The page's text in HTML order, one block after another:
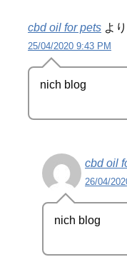
cbd oil for pets よ
25/04/2020 9:43 PM
nich blog
cbd oil
26/04/
nich blog